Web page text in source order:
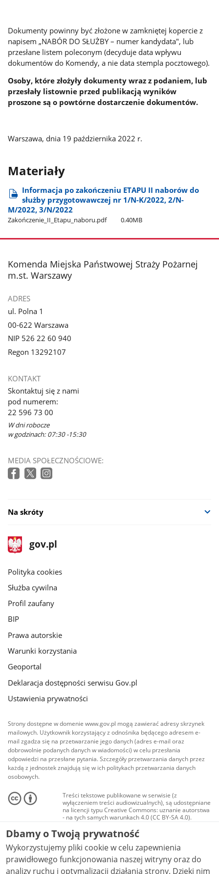
Dokumenty powinny być złożone w zamkniętej kopercie z
napisem „NABÓR DO SŁUŻBY – numer kandydata", lub
przesłane listem poleconym (decyduje data wpływu
dokumentów do Komendy, a nie data stempla pocztowego).
Osoby, które złożyły dokumenty wraz z podaniem, lub
przesłały listownie przed publikacją wyników
proszone są o powtórne dostarczenie dokumentów.
Warszawa, dnia 19 października 2022 r.
Materiały
Informacja po zakończeniu ETAPU II naborów do
służby przygotowawczej nr 1/N-K/2022, 2/N-
M/2022, 3/N/2022
Zakończenie​_II​_Etapu​_naboru.pdf 0.40MB
stopka
Komenda Miejska Państwowej Straży Pożarnej
m.st. Warszawy
ADRES
ul. Polna 1
00-622 Warszawa
NIP 526 22 60 940
Regon 13292107
KONTAKT
Skontaktuj się z nami
pod numerem:
22 596 73 00
W dni robocze
w godzinach: 07:30 -15:30
MEDIA SPOŁECZNOŚCIOWE:
Na skróty
stopka
gov.pl
Strona
gov.pl
gov.pl
Polityka cookies
Służba cywilna
Profil zaufany
BIP
Prawa autorskie
Warunki korzystania
Geoportal
Deklaracja dostępności serwisu Gov.pl
Ustawienia prywatności
Strony dostępne w domenie www.gov.pl mogą zawierać adresy skrzynek
mailowych. Użytkownik korzystający z odnośnika będącego adresem e-
mail zgadza się na przetwarzanie jego danych (adres e-mail oraz
dobrowolnie podanych danych w wiadomości) w celu przesłania
odpowiedzi na przesłane pytania. Szczegóły przetwarzania danych przez
każdą z jednostek znajdują się w ich politykach przetwarzania danych
osobowych.
Treści tekstowe publikowane w serwisie (z
wyłączeniem treści audiowizualnych), są udostępniane
na licencji typu Creative Commons: uznanie autorstwa
- na tych samych warunkach 4.0 (CC BY-SA 4.0).
Materiały audiowizualne, w tym zdjęcia, materiały
audio i wideo, są udostępniane na licencji typu
Creative Commons: uznanie autorstwa użycie
niekomercyjne - bez utworów zależnych 4.0 (CC BY-
NC-ND 4.0), o ile nie jest to stwierdzone inaczej.
Dbamy o Twoją prywatność
Wykorzystujemy pliki cookie w celu zapewnienia
prawidłowego funkcjonowania naszej witryny oraz do
analizy ruchu i optymalizacji działania strony. Dzięki nim